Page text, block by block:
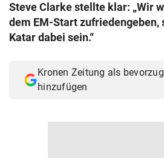
Steve Clarke stellte klar: „Wir
dem EM-Start zufriedengeben,
Katar dabei sein.“
Kronen Zeitung als
hinzufügen